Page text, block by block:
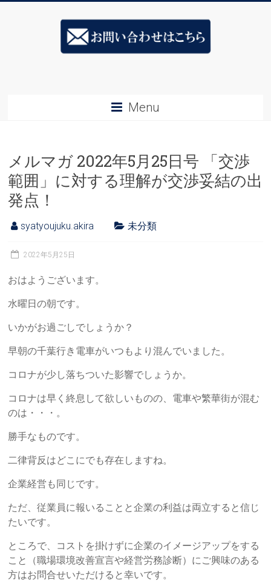
社
長
塾
&ESJ
社
労
士
総
研
「人
づ
く
事
業
く
資
金
作
り」
を
Menu
メルマガ 2022年5月25日号 「交渉
範囲」に対する理解が交渉妥結の出
発点！
syatyoujuku.akira 未分類
2022年5月25日
おはようございます。
水曜日の朝です。
いかがお過ごしでしょうか？
早朝の千葉行き電車がいつもより混んでいました。
コロナが少し落ちついた影響でしょうか。
コロナは早く終息して欲しいものの、電車や繁華街が混む
のは・・・。
勝手なものです。
二律背反はどこにでも存在しますね。
企業経営も同じです。
ただ、従業員に報いることと企業の利益は両立すると信じ
たいです。
ところで、コストを掛けずに企業のイメージアップをする
こと（職場環境改善宣言や経営労務診断）にご興味のある
方はお問合せいただけると幸いです。